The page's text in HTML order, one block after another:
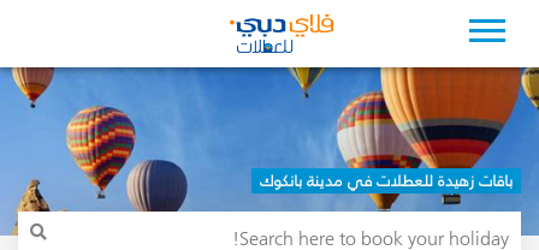
باقات زهيدة للعطلات في مدينة بانكوك